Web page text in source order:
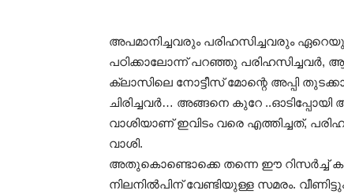
അപമാനിച്ചവരും പരിഹസിച്ചവരും
പഠിക്കാലോന്ന് പറഞ്ഞു പരിഹസിച്ചവർ,
ക്ലാസിലെ നോട്ടീസ് മോന്റെ അപ്പി
ചിരിച്ചവർ… അങ്ങനെ കുറേ
വാശിയാണ് ഇവിടം വരെ എത്തിച്ചത്,
വാശി.
അതുകൊണ്ടൊക്കെ തന്നെ ഈ റിസർച്ച്
നിലനിൽപിന് വേണ്ടിയുള്ള സമരം.